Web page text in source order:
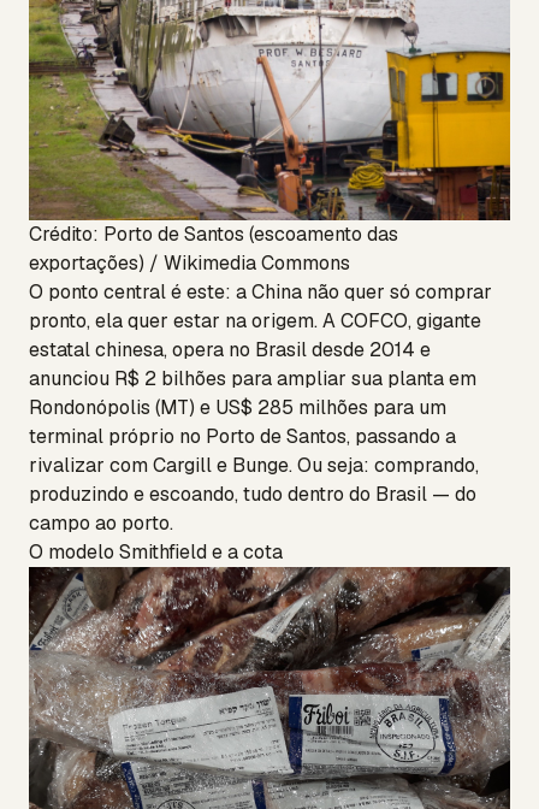
Crédito: Porto de Santos (escoamento das
exportações) / Wikimedia Commons
O ponto central é este: a China não quer só comprar
pronto, ela quer estar na origem. A COFCO, gigante
estatal chinesa, opera no Brasil desde 2014 e
anunciou R$ 2 bilhões para ampliar sua planta em
Rondonópolis (MT) e US$ 285 milhões para um
terminal próprio no Porto de Santos, passando a
rivalizar com Cargill e Bunge. Ou seja: comprando,
produzindo e escoando, tudo dentro do Brasil — do
campo ao porto.
O modelo Smithfield e a cota